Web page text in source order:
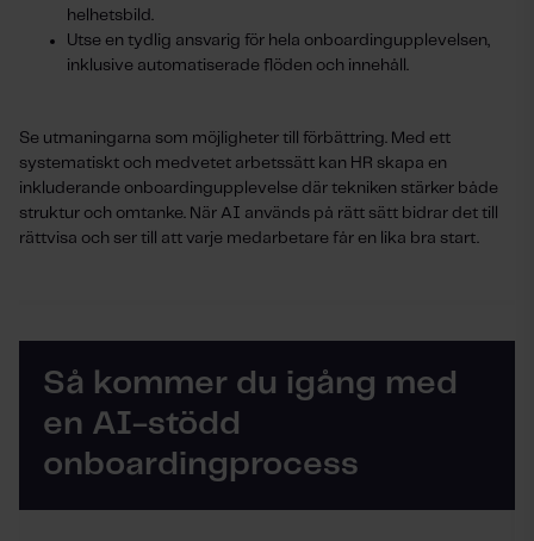
helhetsbild.
Utse en tydlig ansvarig för hela onboardingupplevelsen,
inklusive automatiserade flöden och innehåll.
Se utmaningarna som möjligheter till förbättring. Med ett
systematiskt och medvetet arbetssätt kan HR skapa en
inkluderande onboardingupplevelse där tekniken stärker både
struktur och omtanke. När AI används på rätt sätt bidrar det till
rättvisa och ser till att varje medarbetare får en lika bra start.
Så kommer du igång med
en AI-stödd
onboardingprocess